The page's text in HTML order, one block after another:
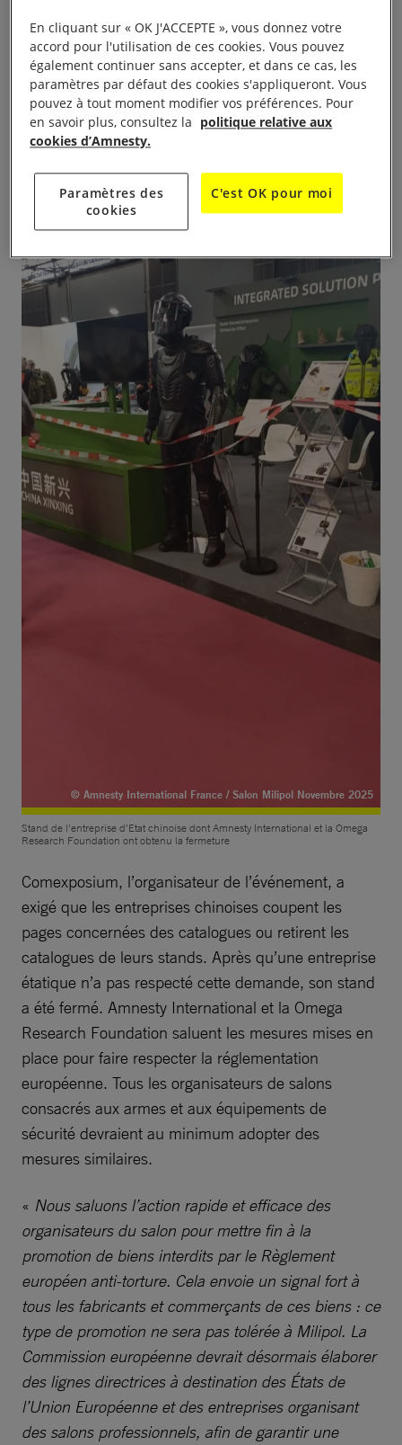
entraves lestées aux jambes et des entraves lestées
aux jambes attachées à des menottes. Amnesty
International et Omega ont fait remonter ces
informations au bureau de contrôle des expositions
de Milipol.
© Amnesty International France / Salon Milipol Novembre 2025
Stand de l’entreprise d’Etat chinoise dont Amnesty International et la Omega
Research Foundation ont obtenu la fermeture
Comexposium, l’organisateur de l’événement, a
exigé que les entreprises chinoises coupent les
pages concernées des catalogues ou retirent les
catalogues de leurs stands. Après qu’une entreprise
étatique n’a pas respecté cette demande, son stand
a été fermé. Amnesty International et la Omega
Research Foundation saluent les mesures mises en
place pour faire respecter la réglementation
européenne. Tous les organisateurs de salons
consacrés aux armes et aux équipements de
sécurité devraient au minimum adopter des
mesures similaires.
« Nous saluons l’action rapide et efficace des
organisateurs du salon pour mettre fin à la
promotion de biens interdits par le Règlement
européen anti-torture. Cela envoie un signal fort à
tous les fabricants et commerçants de ces biens : ce
type de promotion ne sera pas tolérée à Milipol. La
Commission européenne devrait désormais élaborer
des lignes directrices à destination des États de
l’Union Européenne et des entreprises organisant
des salons professionnels, afin de garantir une
En cliquant sur « OK J'ACCEPTE », vous donnez votre
accord pour l'utilisation de ces cookies. Vous pouvez
également continuer sans accepter, et dans ce cas, les
paramètres par défaut des cookies s'appliqueront. Vous
pouvez à tout moment modifier vos préférences. Pour
en savoir plus, consultez la politique relative aux
cookies d’Amnesty.
Paramètres des
cookies
C'est OK pour moi